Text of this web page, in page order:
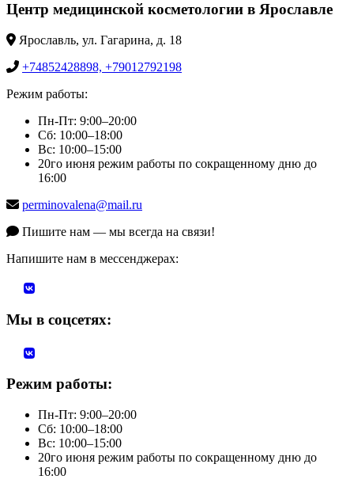
Центр медицинской косметологии в Ярославле
Ярославль, ул. Гагарина, д. 18
+74852428898, +79012792198
Режим работы:
Пн-Пт: 9:00–20:00
Сб: 10:00–18:00
Вс: 10:00–15:00
20го июня режим работы по сокращенному дню до
16:00
perminovalena@mail.ru
Пишите нам — мы всегда на связи!
Напишите нам в мессенджерах:
Мы в соцсетях:
Режим работы:
Пн-Пт: 9:00–20:00
Сб: 10:00–18:00
Вс: 10:00–15:00
20го июня режим работы по сокращенному дню до
16:00